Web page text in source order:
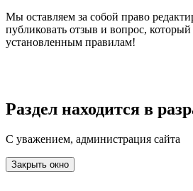
Мы оставляем за собой право
публиковать отзыв и вопрос, который
установленным правилам!
Раздел находится в
С уважением, администрация сайта
Закрыть окно